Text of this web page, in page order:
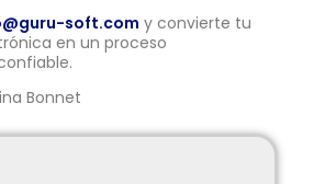
soft.com y convierte tu
en un proceso
Bonnet